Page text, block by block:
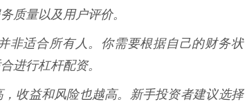
质量以及用户评价。
非适合所有人。你需要根据自己的财务状
进行杠杆配资。
收益和风险也越高。新手投资者建议选择